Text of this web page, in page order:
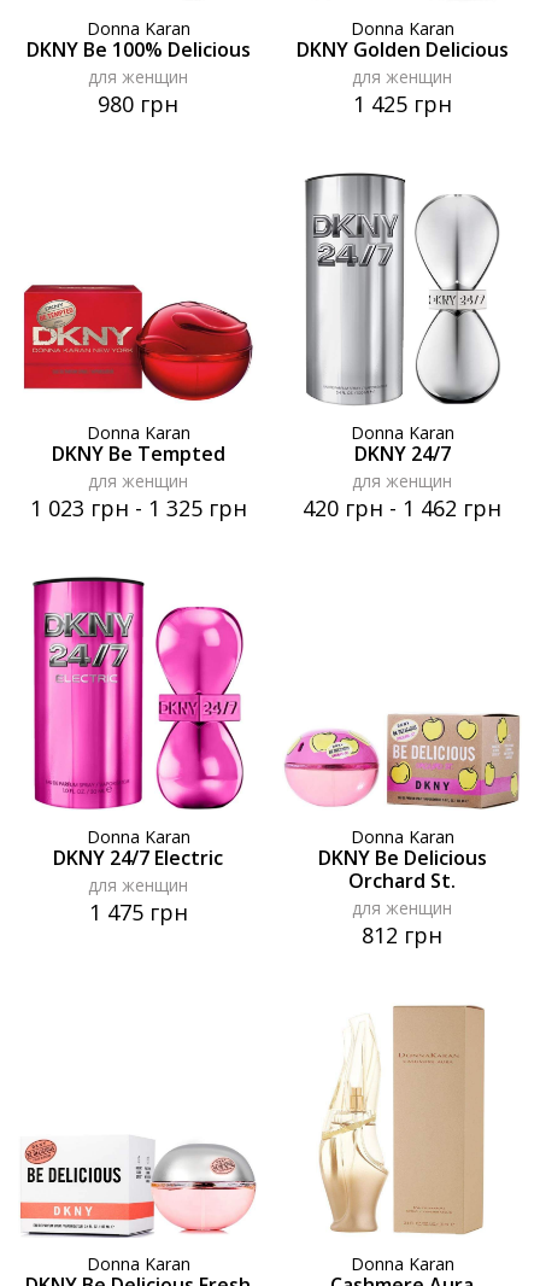
Donna Karan
DKNY Be 100% Delicious
для женщин
980 грн
Donna Karan
DKNY Golden Delicious
для женщин
1 425 грн
Donna Karan
DKNY Be Tempted
для женщин
1 023 грн - 1 325 грн
Donna Karan
DKNY 24/7
для женщин
420 грн - 1 462 грн
Donna Karan
DKNY 24/7 Electric
для женщин
1 475 грн
Donna Karan
DKNY Be Delicious
Orchard St.
для женщин
812 грн
Donna Karan Donna Karan